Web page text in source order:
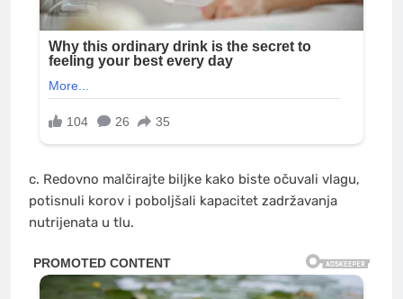
c. Redovno malčirajte biljke kako biste očuvali vlagu,
potisnuli korov i poboljšali kapacitet zadržavanja
nutrijenata u tlu.